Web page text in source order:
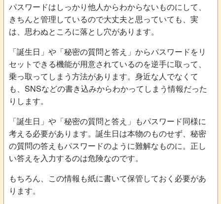
パスワードはしっかり他人からわからないものにして、
きちんと管理しているので大丈夫と思っていても、実
は、思わぬところに落とし穴があります。
「誕生日」や「秘密の質問と答え」からパスワードをリ
セットできる機能が用意されているのを逆手に取って、
乗っ取ってしまう方法があります。身近な人でなくて
も、SNSなどの書き込みからわかってしまう情報だった
りします。
「誕生日」や「秘密の質問と答え」もパスワード同様に
考える必要があります。誕生日は本物のものせず、秘密
の質問の答えもパスワードのように難解なものに。正し
い答えを入力するのは危険なのです。
もちろん、この情報も紙に書いて保管しておく必要があ
ります。